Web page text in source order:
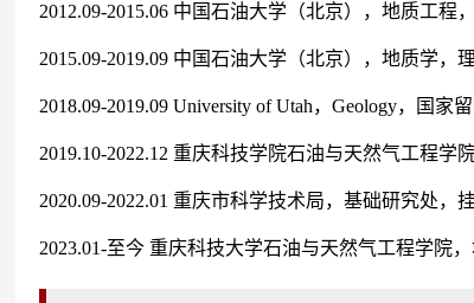
2012.09-2015.06 中国石油大学（北京），地质工程
2015.09-2019.09 中国石油大学（北京），地质学，
2018.09-2019.09 University of Utah，Geology，国家
2019.10-2022.12 重庆科技学院石油与天然气工程学
2020.09-2022.01 重庆市科学技术局，基础研究处，
2023.01-至今 重庆科技大学石油与天然气工程学院